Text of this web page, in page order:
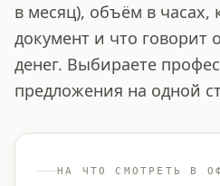
в месяц), объём в часах,
документ и что говорит
денег. Выбираете
предложения на одной
НА ЧТО СМОТРЕТЬ В